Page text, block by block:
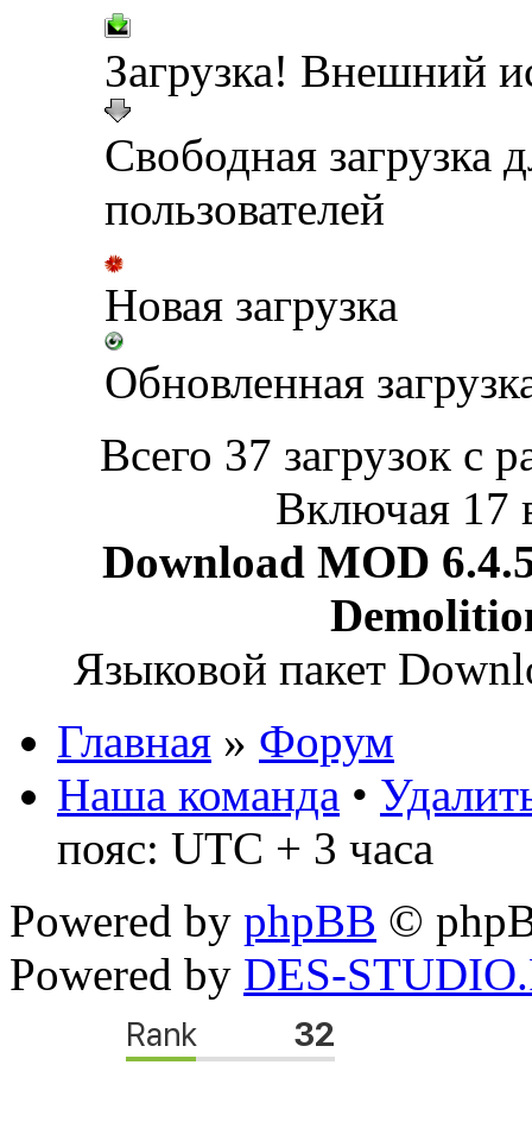
Загрузка! Внешний
Свободная загрузка
пользователей
Новая загрузка
Обновленная
Всего 37 загрузок с
Включая 17
Download MOD
Языковой пакет
Главная » Форум
Наша команда •
пояс: UTC + 3 часа
Powered by phpBB ©
Powered by DES-